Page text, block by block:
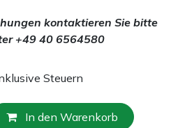
kontaktieren Sie bitte
+49 40 6564580
Steuern
In den Warenkorb